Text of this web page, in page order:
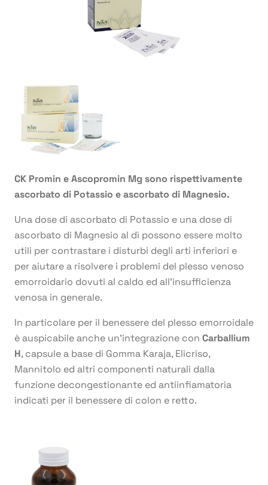
CK Promin e Ascopromin Mg sono rispettivamente
ascorbato di Potassio e ascorbato di Magnesio.
Una dose di ascorbato di Potassio e una dose di
ascorbato di Magnesio al dì possono essere molto
utili per contrastare i disturbi degli arti inferiori e
per aiutare a risolvere i problemi del plesso venoso
emorroidario dovuti al caldo ed all’insufficienza
venosa in generale.
In particolare per il benessere del plesso emorroidale
è auspicabile anche un’integrazione con Carballium
H, capsule a base di Gomma Karaja, Elicriso,
Mannitolo ed altri componenti naturali dalla
funzione decongestionante ed antiinfiamatoria
indicati per il benessere di colon e retto.